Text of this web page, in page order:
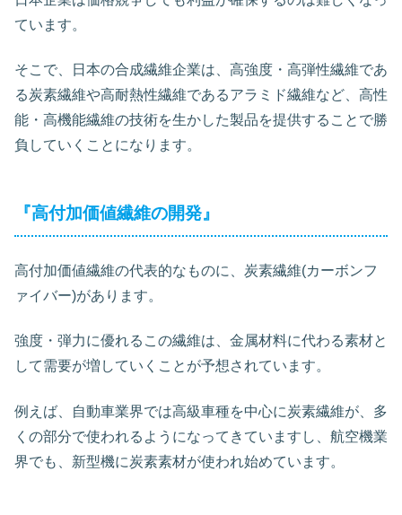
ています。
そこで、日本の合成繊維企業は、高強度・高弾性繊維であ
る炭素繊維や高耐熱性繊維であるアラミド繊維など、高性
能・高機能繊維の技術を生かした製品を提供することで勝
負していくことになります。
『高付加価値繊維の開発』
高付加価値繊維の代表的なものに、炭素繊維(カーボンフ
ァイバー)があります。
強度・弾力に優れるこの繊維は、金属材料に代わる素材と
して需要が増していくことが予想されています。
例えば、自動車業界では高級車種を中心に炭素繊維が、多
くの部分で使われるようになってきていますし、航空機業
界でも、新型機に炭素素材が使われ始めています。